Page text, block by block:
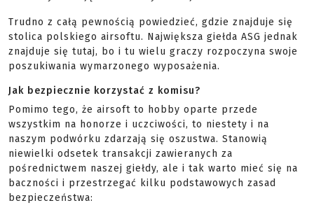
Trudno z całą pewnością powiedzieć, gdzie znajduje się
stolica polskiego airsoftu. Największa giełda ASG jednak
znajduje się tutaj, bo i tu wielu graczy rozpoczyna swoje
poszukiwania wymarzonego wyposażenia.
Jak bezpiecznie korzystać z komisu?
Pomimo tego, że airsoft to hobby oparte przede
wszystkim na honorze i uczciwości, to niestety i na
naszym podwórku zdarzają się oszustwa. Stanowią
niewielki odsetek transakcji zawieranych za
pośrednictwem naszej giełdy, ale i tak warto mieć się na
baczności i przestrzegać kilku podstawowych zasad
bezpieczeństwa: